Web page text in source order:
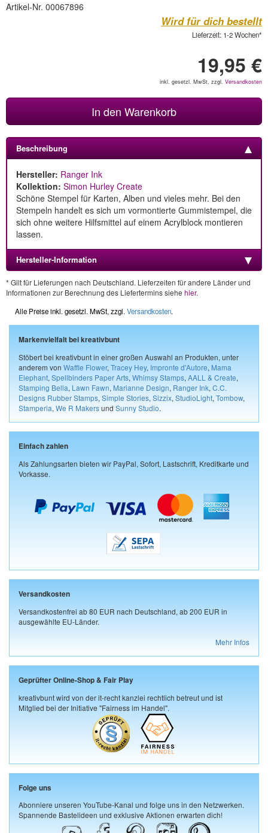
Artikel-Nr. 00067896
Wird für dich bestellt
Lieferzeit: 1-2 Wochen*
19,95 €
inkl. gesetzl. MwSt, zzgl. Versandkosten
In den Warenkorb
Beschreibung
Hersteller: Ranger Ink
Kollektion: Simon Hurley Create
Schöne Stempel für Karten, Alben und vieles mehr. Bei den
Stempeln handelt es sich um vormontierte Gummistempel, die
sich ohne weitere Hilfsmittel auf einem Acrylblock montieren
lassen.
Hersteller-Information
* Gilt für Lieferungen nach Deutschland. Lieferzeiten für andere Länder und
Informationen zur Berechnung des Liefertermins siehe hier.
Alle Preise inkl. gesetzl. MwSt, zzgl. Versandkosten.
Markenvielfalt bei kreativbunt
Stöbert bei kreativbunt in einer großen Auswahl an Produkten, unter
anderem von Waffle Flower, Tracey Hey, Impronte d'Autore, Mama
Elephant, Spellbinders Paper Arts, Whimsy Stamps, AALL & Create,
Stamping Bella, Lawn Fawn, Marianne Design, Ranger Ink, C.C.
Designs Rubber Stamps, Simple Stories, Sizzix, StudioLight, Tombow,
Stamperia, We R Makersund Sunny Studio.
Einfach zahlen
Als Zahlungsarten bieten wir PayPal, Sofort, Lastschrift, Kreditkarte und
Vorkasse.
Versandkosten
Versandkostenfrei ab 80 EUR nach Deutschland, ab 200 EUR in
ausgewählte EU-Länder.
Mehr Infos
Geprüfter Online-Shop & Fair Play
kreativbunt wird von der it-recht kanzlei rechtlich betreut und ist
Mitglied bei der Initiative "Fairness im Handel".
Folge uns
Abonniere unseren YouTube-Kanal und folge uns in den Netzwerken.
Spannende Bastelideen und exklusive Aktionen erwarten dich!